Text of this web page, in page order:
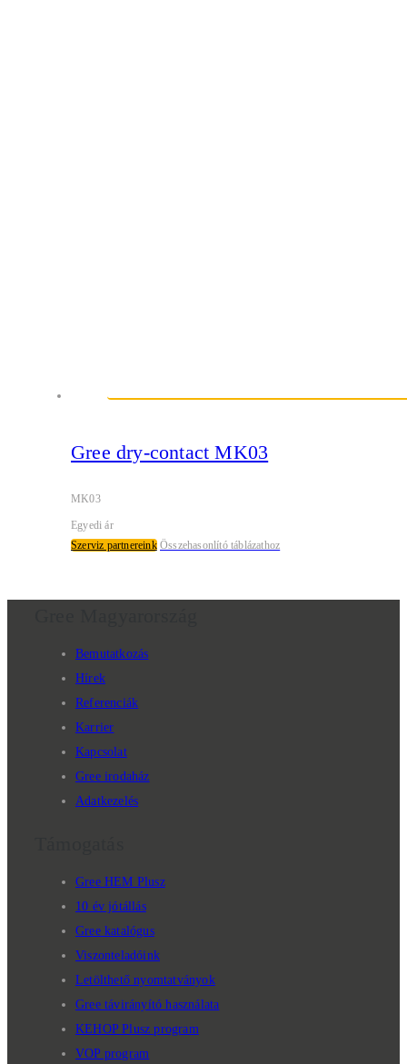
Gree dry-contact MK03
MK03
Egyedi ár
Szerviz partnereink Összehasonlító táblázathoz
Bemutatkozás
Hírek
Referenciák
Karrier
Kapcsolat
Gree irodaház
Adatkezelés
Gree HEM Plusz
10 év jótállás
Gree katalógus
Viszonteladóink
Letölthető nyomtatványok
Gree távirányító használata
KEHOP Plusz program
VOP program